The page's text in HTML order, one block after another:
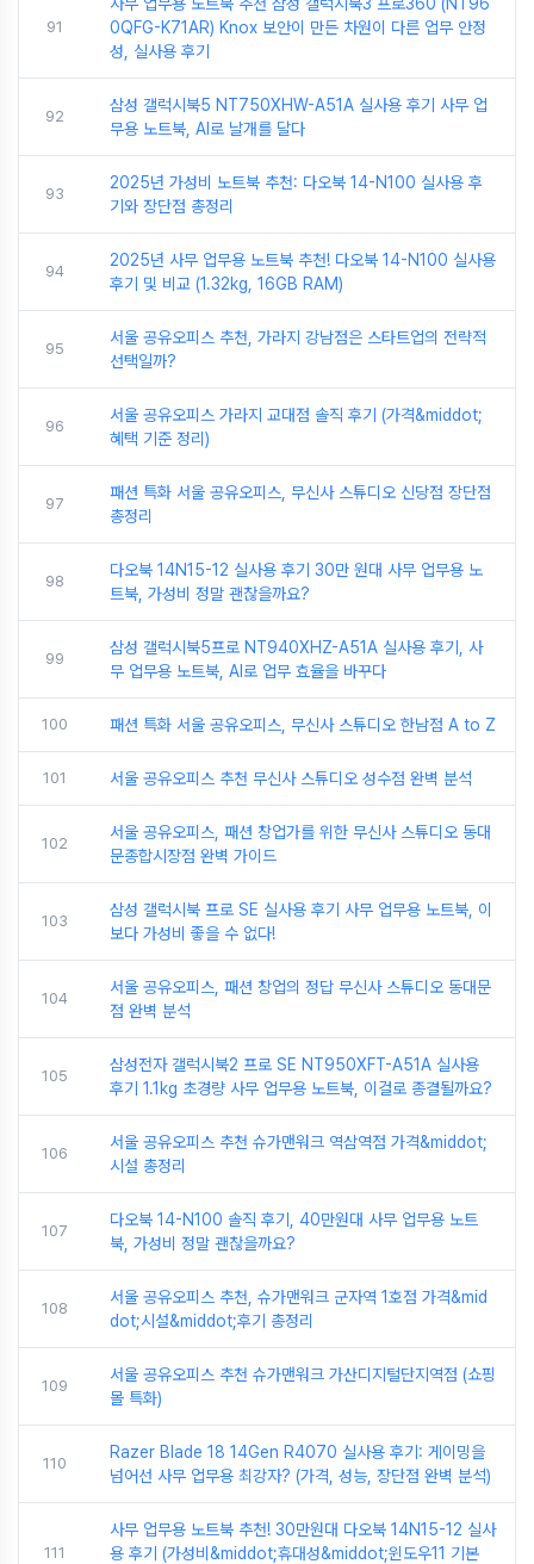
91
0QFG-K71AR) Knox 보안이 만든 차원이 다른 업무 안정
성, 실사용 후기
92
삼성 갤럭시북5 NT750XHW-A51A 실사용 후기 사무 업
무용 노트북, AI로 날개를 달다
93
2025년 가성비 노트북 추천: 다오북 14-N100 실사용 후
기와 장단점 총정리
94
2025년 사무 업무용 노트북 추천! 다오북 14-N100 실사용
후기 및 비교 (1.32kg, 16GB RAM)
95
서울 공유오피스 추천, 가라지 강남점은 스타트업의 전략적
선택일까?
96
서울 공유오피스 가라지 교대점 솔직 후기 (가격&middot;
혜택 기준 정리)
97
패션 특화 서울 공유오피스, 무신사 스튜디오 신당점 장단점
총정리
98
다오북 14N15-12 실사용 후기 30만 원대 사무 업무용 노
트북, 가성비 정말 괜찮을까요?
99
삼성 갤럭시북5프로 NT940XHZ-A51A 실사용 후기, 사
무 업무용 노트북, AI로 업무 효율을 바꾸다
100 패션 특화 서울 공유오피스, 무신사 스튜디오 한남점 A to Z
101 서울 공유오피스 추천 무신사 스튜디오 성수점 완벽 분석
102
서울 공유오피스, 패션 창업가를 위한 무신사 스튜디오 동대
문종합시장점 완벽 가이드
103
삼성 갤럭시북 프로 SE 실사용 후기 사무 업무용 노트북, 이
보다 가성비 좋을 수 없다!
104
서울 공유오피스, 패션 창업의 정답 무신사 스튜디오 동대문
점 완벽 분석
105
삼성전자 갤럭시북2 프로 SE NT950XFT-A51A 실사용
후기 1.1kg 초경량 사무 업무용 노트북, 이걸로 종결될까요?
106
서울 공유오피스 추천 슈가맨워크 역삼역점 가격&middot;
시설 총정리
107
다오북 14-N100 솔직 후기, 40만원대 사무 업무용 노트
북, 가성비 정말 괜찮을까요?
108
서울 공유오피스 추천, 슈가맨워크 군자역 1호점 가격&mid
dot;시설&middot;후기 총정리
109
서울 공유오피스 추천 슈가맨워크 가산디지털단지역점 (쇼핑
몰 특화)
110
Razer Blade 18 14Gen R4070 실사용 후기: 게이밍을
넘어선 사무 업무용 최강자? (가격, 성능, 장단점 완벽 분석)
111
사무 업무용 노트북 추천! 30만원대 다오북 14N15-12 실사
용 후기 (가성비&middot;휴대성&middot;윈도우11 기본